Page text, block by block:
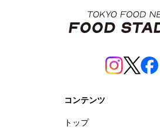
コンテンツ
トップ